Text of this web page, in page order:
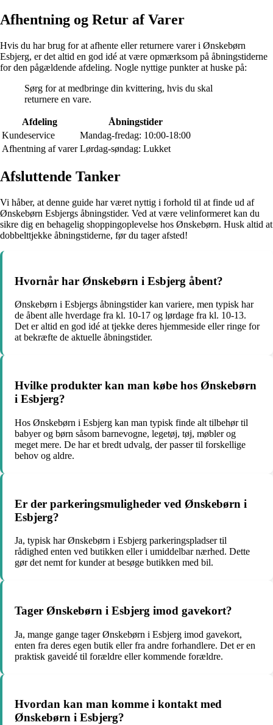
Afhentning og Retur af Varer
Hvis du har brug for at afhente eller returnere varer i Ønskebørn
Esbjerg, er det altid en god idé at være opmærksom på åbningstiderne
for den pågældende afdeling. Nogle nyttige punkter at huske på:
Sørg for at medbringe din kvittering, hvis du skal
returnere en vare.
Afdeling
Åbningstider
Kundeservice
Mandag-fredag: 10:00-18:00
Afhentning af varer Lørdag-søndag: Lukket
Afsluttende Tanker
Vi håber, at denne guide har været nyttig i forhold til at finde ud af
Ønskebørn Esbjergs åbningstider. Ved at være velinformeret kan du
sikre dig en behagelig shoppingoplevelse hos Ønskebørn. Husk altid at
dobbelttjekke åbningstiderne, før du tager afsted!
Hvornår har Ønskebørn i Esbjerg åbent?
Ønskebørn i Esbjergs åbningstider kan variere, men typisk har
de åbent alle hverdage fra kl. 10-17 og lørdage fra kl. 10-13.
Det er altid en god idé at tjekke deres hjemmeside eller ringe for
at bekræfte de aktuelle åbningstider.
Hvilke produkter kan man købe hos Ønskebørn
i Esbjerg?
Hos Ønskebørn i Esbjerg kan man typisk finde alt tilbehør til
babyer og børn såsom barnevogne, legetøj, tøj, møbler og
meget mere. De har et bredt udvalg, der passer til forskellige
behov og aldre.
Er der parkeringsmuligheder ved Ønskebørn i
Esbjerg?
Ja, typisk har Ønskebørn i Esbjerg parkeringspladser til
rådighed enten ved butikken eller i umiddelbar nærhed. Dette
gør det nemt for kunder at besøge butikken med bil.
Tager Ønskebørn i Esbjerg imod gavekort?
Ja, mange gange tager Ønskebørn i Esbjerg imod gavekort,
enten fra deres egen butik eller fra andre forhandlere. Det er en
praktisk gaveidé til forældre eller kommende forældre.
Hvordan kan man komme i kontakt med
Ønskebørn i Esbjerg?